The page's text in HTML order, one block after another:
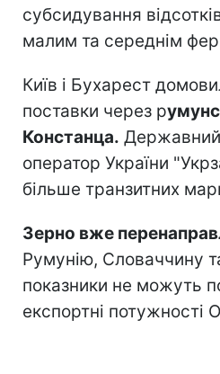
субсидування
малим та середнім
Київ і Бухарест
поставки через р
Констанца. Державний
оператор України
більше транзитних
Зерно вже
Румунію, Словаччину
показники не можуть
експортні потужності